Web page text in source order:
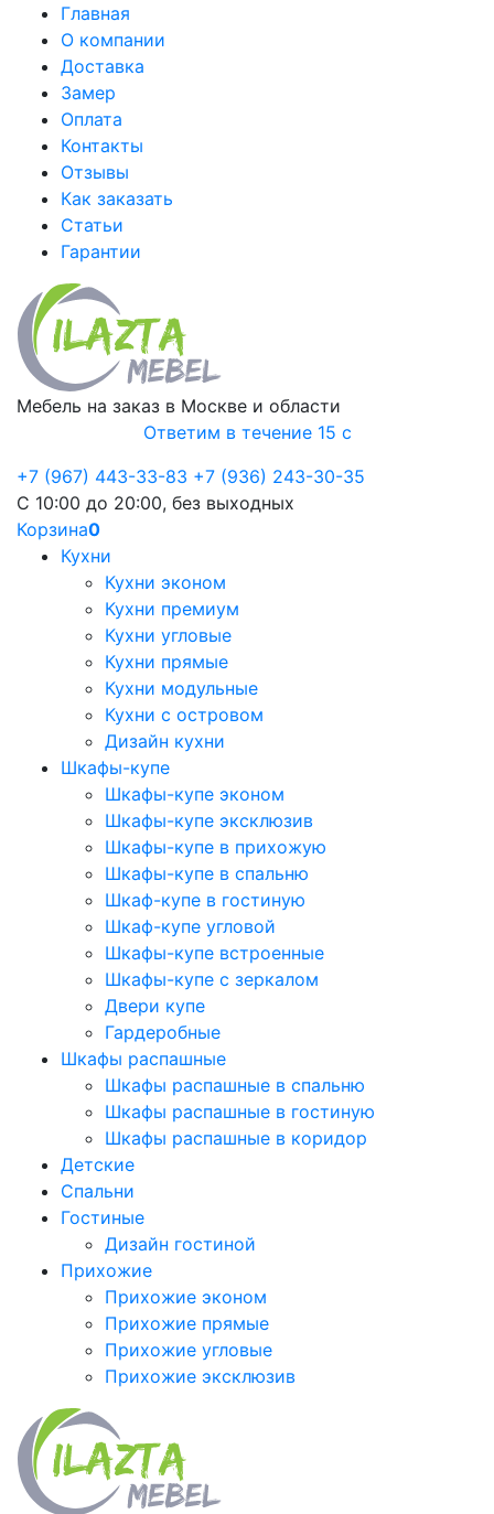
Главная
О компании
Доставка
Замер
Оплата
Контакты
Отзывы
Как заказать
Статьи
Гарантии
Мебель на заказ в Москве и области
Ответим в течение 15 с
+7 (967) 443-33-83 +7 (936) 243-30-35
С 10:00 до 20:00, без выходных
Корзина0
Кухни
Кухни эконом
Кухни премиум
Кухни угловые
Кухни прямые
Кухни модульные
Кухни с островом
Дизайн кухни
Шкафы-купе
Шкафы-купе эконом
Шкафы-купе эксклюзив
Шкафы-купе в прихожую
Шкафы-купе в спальню
Шкаф-купе в гостиную
Шкаф-купе угловой
Шкафы-купе встроенные
Шкафы-купе с зеркалом
Двери купе
Гардеробные
Шкафы распашные
Шкафы распашные в спальню
Шкафы распашные в гостиную
Шкафы распашные в коридор
Детские
Спальни
Гостиные
Дизайн гостиной
Прихожие
Прихожие эконом
Прихожие прямые
Прихожие угловые
Прихожие эксклюзив